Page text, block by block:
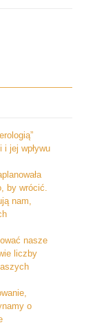
i jej wpływu
by wrócić.
nam,
nasze
liczby
o